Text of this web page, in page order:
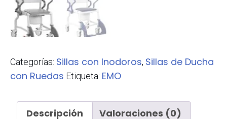
Categorías: Sillas con Inodoros, Sillas de Ducha
con Ruedas Etiqueta: EMO
Descripción Valoraciones (0)